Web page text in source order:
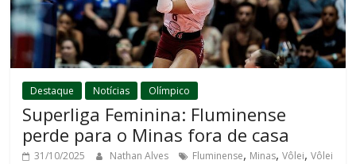
Destaque Notícias Olímpico
Superliga Feminina: Fluminense
perde para o Minas fora de casa
31/10/2025 Nathan Alves Fluminense, Minas,Vôlei,Vôlei